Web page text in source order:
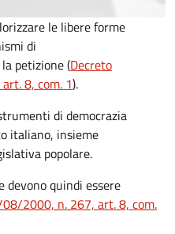
le libere forme
di
petizione (Decreto
8, com. 1).
di democrazia
italiano, insieme
popolare.
devono quindi essere
2000, n. 267, art. 8, com.